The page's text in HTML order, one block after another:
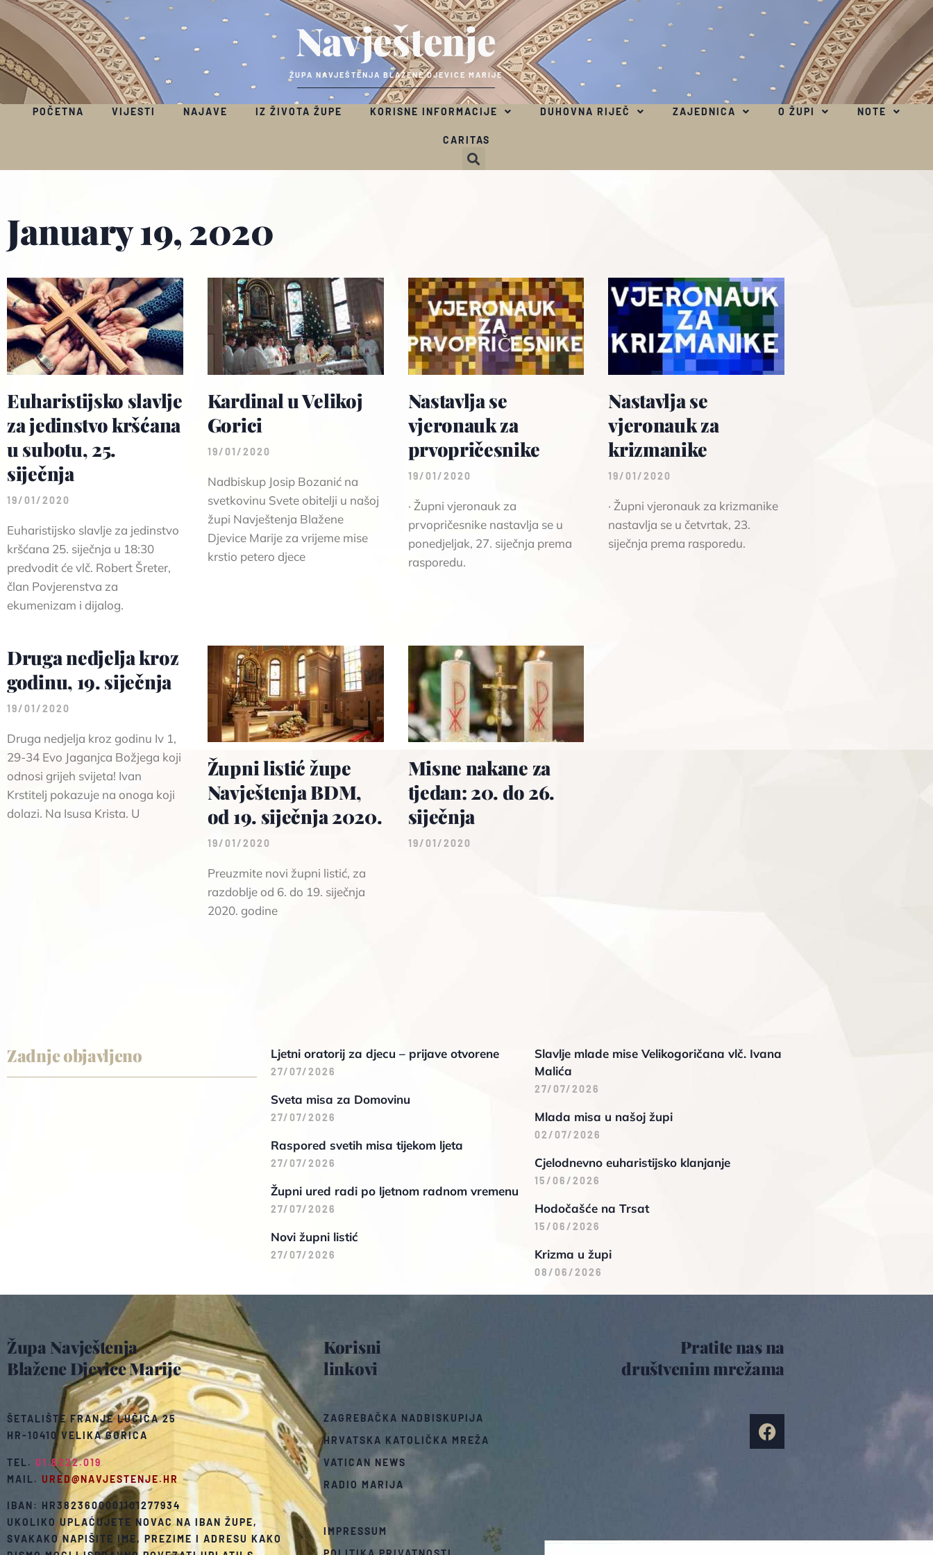
Navještenje
ŽUPA NAVJEŠTENJA BLAŽENE DJEVICE MARIJE
POČETNA VIJESTI NAJAVE IZ ŽIVOTA ŽUPE KORISNE INFORMACIJE DUHOVNA RIJEČ ZAJEDNICA O ŽUPI NOTE
CARITAS
January 19, 2020
Euharistijsko slavlje
za jedinstvo kršćana
u subotu, 25.
siječnja
19/01/2020
Euharistijsko slavlje za jedinstvo
kršćana 25. siječnja u 18:30
predvodit će vlč. Robert Šreter,
član Povjerenstva za
ekumenizam i dijalog.
Kardinal u Velikoj
Gorici
19/01/2020
Nadbiskup Josip Bozanić na
svetkovinu Svete obitelji u našoj
župi Navještenja Blažene
Djevice Marije za vrijeme mise
krstio petero djece
Nastavlja se
vjeronauk za
prvopričesnike
19/01/2020
· Župni vjeronauk za
prvopričesnike nastavlja se u
ponedjeljak, 27. siječnja prema
rasporedu.
Nastavlja se
vjeronauk za
krizmanike
19/01/2020
· Župni vjeronauk za krizmanike
nastavlja se u četvrtak, 23.
siječnja prema rasporedu.
Druga nedjelja kroz
godinu, 19. siječnja
19/01/2020
Druga nedjelja kroz godinu Iv 1,
29-34 Evo Jaganjca Božjega koji
odnosi grijeh svijeta! Ivan
Krstitelj pokazuje na onoga koji
dolazi. Na Isusa Krista. U
Župni listić župe
Navještenja BDM,
od 19. siječnja 2020.
19/01/2020
Preuzmite novi župni listić, za
razdoblje od 6. do 19. siječnja
2020. godine
Misne nakane za
tjedan: 20. do 26.
siječnja
19/01/2020
Zadnje objavljeno Ljetni oratorij za djecu – prijave otvorene
27/07/2026
Sveta misa za Domovinu
27/07/2026
Raspored svetih misa tijekom ljeta
27/07/2026
Župni ured radi po ljetnom radnom vremenu
27/07/2026
Novi župni listić
27/07/2026
Slavlje mlade mise Velikogoričana vlč. Ivana
Malića
27/07/2026
Mlada misa u našoj župi
02/07/2026
Cjelodnevno euharistijsko klanjanje
15/06/2026
Hodočašće na Trsat
15/06/2026
Krizma u župi
08/06/2026
Župa Navještenja
Blažene Djevice Marije
ŠETALIŠTE FRANJE LUČIĆA 25
HR-10410 VELIKA GORICA
TEL. 01.6222.019
MAIL. URED@NAVJESTENJE.HR
IBAN: HR3823600001101277934
UKOLIKO UPLAĆUJETE NOVAC NA IBAN ŽUPE,
SVAKAKO NAPIŠITE IME, PREZIME I ADRESU KAKO
Korisni
linkovi
ZAGREBAČKA NADBISKUPIJA
HRVATSKA KATOLIČKA MREŽA
VATICAN NEWS
RADIO MARIJA
IMPRESSUM
Pratite nas na
društvenim mrežama